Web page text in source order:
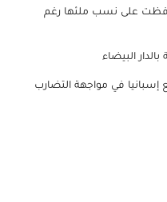
على نسب ملئها رغم
البيضاء
في مواجهة التضارب